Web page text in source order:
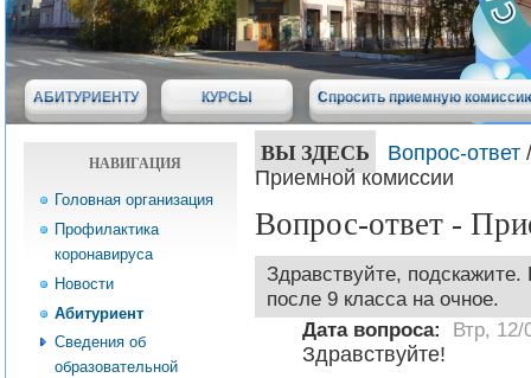
АБИТУРИЕНТУ КУРСЫ Спросить приемную
НАВИГАЦИЯ
Головная организация
Профилактика
коронавируса
Новости
Абитуриент
Сведения об
образовательной
ВЫ ЗДЕСЬ Вопрос-ответ
Приемной комиссии
Вопрос-ответ -
Здравствуйте,
после 9 класса на очное.
Дата вопроса:
Втр, 12/
Здравствуйте!